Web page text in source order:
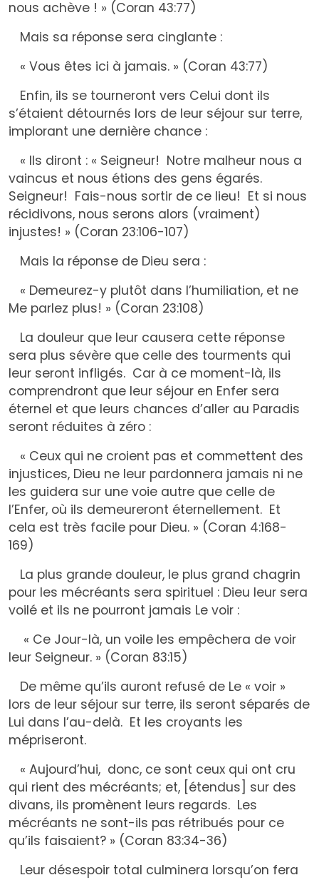
nous achève ! » (Coran 43:77)
Mais sa réponse sera cinglante :
« Vous êtes ici à jamais. » (Coran 43:77)
Enfin, ils se tourneront vers Celui dont ils
s’étaient détournés lors de leur séjour sur terre,
implorant une dernière chance :
« Ils diront : « Seigneur! Notre malheur nous a
vaincus et nous étions des gens égarés.
Seigneur! Fais-nous sortir de ce lieu! Et si nous
récidivons, nous serons alors (vraiment)
injustes! » (Coran 23:106-107)
Mais la réponse de Dieu sera :
« Demeurez-y plutôt dans l’humiliation, et ne
Me parlez plus! » (Coran 23:108)
La douleur que leur causera cette réponse
sera plus sévère que celle des tourments qui
leur seront infligés. Car à ce moment-là, ils
comprendront que leur séjour en Enfer sera
éternel et que leurs chances d’aller au Paradis
seront réduites à zéro :
« Ceux qui ne croient pas et commettent des
injustices, Dieu ne leur pardonnera jamais ni ne
les guidera sur une voie autre que celle de
l’Enfer, où ils demeureront éternellement. Et
cela est très facile pour Dieu. » (Coran 4:168-
169)
La plus grande douleur, le plus grand chagrin
pour les mécréants sera spirituel : Dieu leur sera
voilé et ils ne pourront jamais Le voir :
« Ce Jour-là, un voile les empêchera de voir
leur Seigneur. » (Coran 83:15)
De même qu’ils auront refusé de Le « voir »
lors de leur séjour sur terre, ils seront séparés de
Lui dans l’au-delà. Et les croyants les
mépriseront.
« Aujourd’hui, donc, ce sont ceux qui ont cru
qui rient des mécréants; et, [étendus] sur des
divans, ils promènent leurs regards. Les
mécréants ne sont-ils pas rétribués pour ce
qu’ils faisaient? » (Coran 83:34-36)
Leur désespoir total culminera lorsqu’on fera